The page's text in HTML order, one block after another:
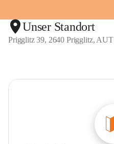
Unser Standort
Prigglitz 39, 2640 Prigglitz, AUT